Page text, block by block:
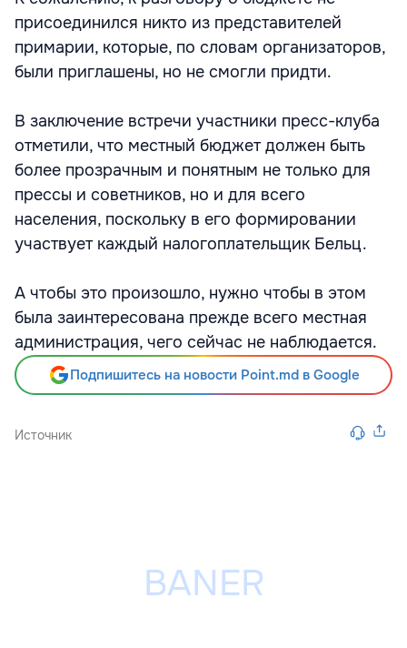
присоединился никто из представителей
примарии, которые, по словам организаторов,
были приглашены, но не смогли придти.
В заключение встречи участники пресс-клуба
отметили, что местный бюджет должен быть
более прозрачным и понятным не только для
прессы и советников, но и для всего
населения, поскольку в его формировании
участвует каждый налогоплательщик Бельц.
А чтобы это произошло, нужно чтобы в этом
была заинтересована прежде всего местная
администрация, чего сейчас не наблюдается.
Подпишитесь на новости Point.md в Google
Источник